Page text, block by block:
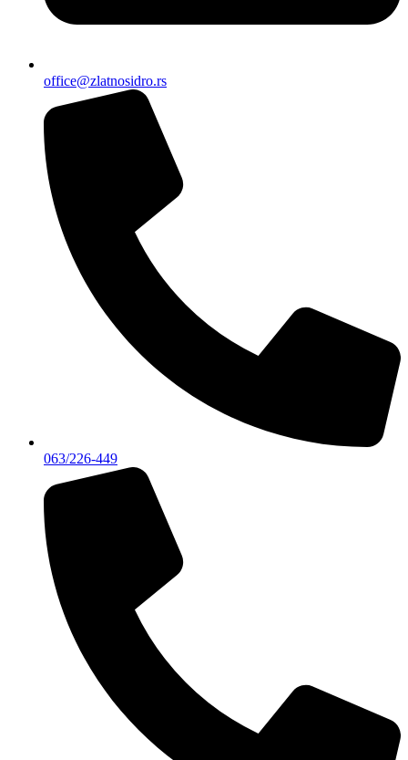
office@zlatnosidro.rs
063/226-449